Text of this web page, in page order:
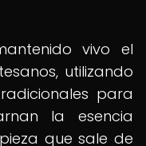
vivo el
utilizando
para
la esencia
que sale de